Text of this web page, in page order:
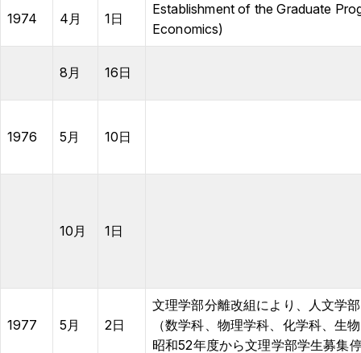
1974 4月 1日
Establishment of the Graduate
Economics)
8月 16日
1976 5月 10日
10月 1日
1977 5月 2日
文理学部分離改組により、人文学
（数学科、物理学科、化学科、生
昭和52年度から文理学部学生募集